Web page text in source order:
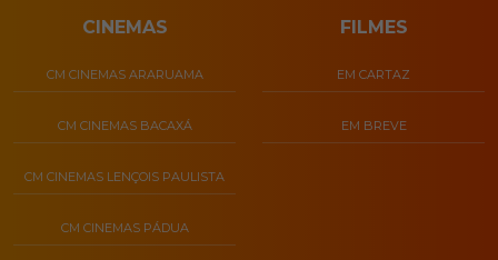
CINEMAS
CM CINEMAS ARARUAMA
CM CINEMAS BACAXÁ
CM CINEMAS LENÇOIS PAULISTA
CM CINEMAS PÁDUA
FILMES
EM CARTAZ
EM BREVE